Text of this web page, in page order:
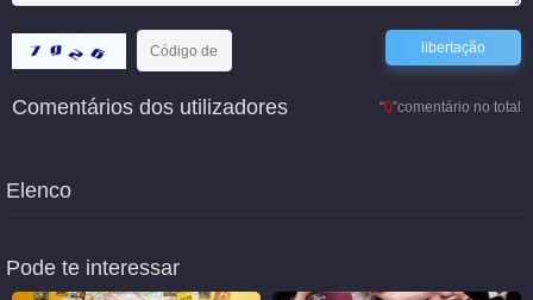
“0”comentário no total
Comentários dos utilizadores
Elenco
Pode te interessar